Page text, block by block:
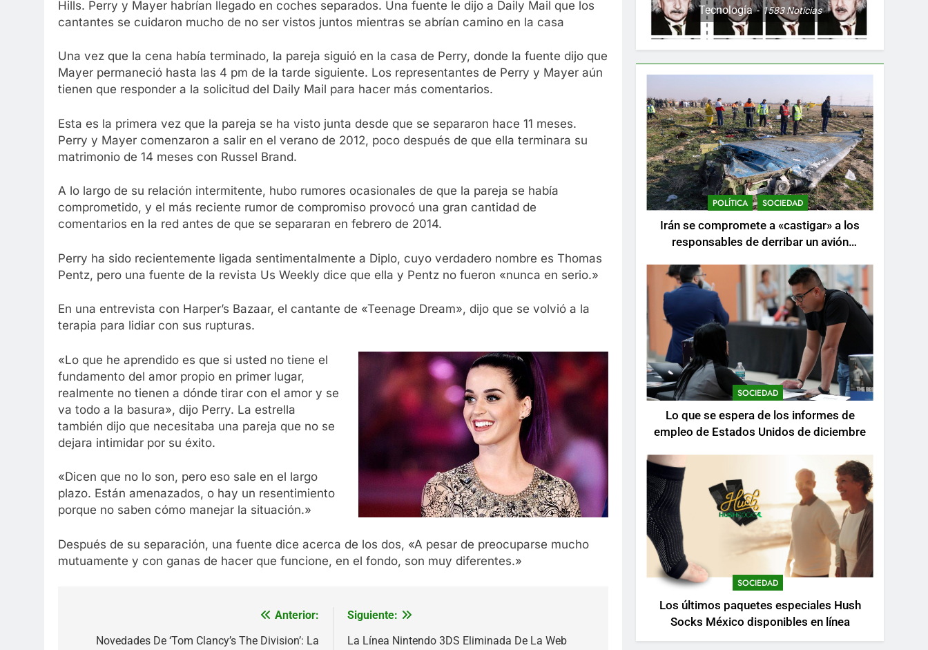
Hills. Perry y Mayer habrían llegado en coches separados. Una fuente le dijo a Daily Mail que los
cantantes se cuidaron mucho de no ser vistos juntos mientras se abrían camino en la casa
Una vez que la cena había terminado, la pareja siguió en la casa de Perry, donde la fuente dijo que
Mayer permaneció hasta las 4 pm de la tarde siguiente. Los representantes de Perry y Mayer aún
tienen que responder a la solicitud del Daily Mail para hacer más comentarios.
Esta es la primera vez que la pareja se ha visto junta desde que se separaron hace 11 meses.
Perry y Mayer comenzaron a salir en el verano de 2012, poco después de que ella terminara su
matrimonio de 14 meses con Russel Brand.
A lo largo de su relación intermitente, hubo rumores ocasionales de que la pareja se había
comprometido, y el más reciente rumor de compromiso provocó una gran cantidad de
comentarios en la red antes de que se separaran en febrero de 2014.
Perry ha sido recientemente ligada sentimentalmente a Diplo, cuyo verdadero nombre es Thomas
Pentz, pero una fuente de la revista Us Weekly dice que ella y Pentz no fueron «nunca en serio.»
En una entrevista con Harper’s Bazaar, el cantante de «Teenage Dream», dijo que se volvió a la
terapia para lidiar con sus rupturas.
«Lo que he aprendido es que si usted no tiene el
fundamento del amor propio en primer lugar,
realmente no tienen a dónde tirar con el amor y se
va todo a la basura», dijo Perry. La estrella
también dijo que necesitaba una pareja que no se
dejara intimidar por su éxito.
«Dicen que no lo son, pero eso sale en el largo
plazo. Están amenazados, o hay un resentimiento
porque no saben cómo manejar la situación.»
Después de su separación, una fuente dice acerca de los dos, «A pesar de preocuparse mucho
mutuamente y con ganas de hacer que funcione, en el fondo, son muy diferentes.»
Anterior:
Novedades De ‘Tom Clancy’s The Division’: La
Siguiente:
La Línea Nintendo 3DS Eliminada De La Web
Tecnología 1583Noticias
POLÍTICA SOCIEDAD
Irán se compromete a «castigar» a los
responsables de derribar un avión
SOCIEDAD
Lo que se espera de los informes de
empleo de Estados Unidos de diciembre
SOCIEDAD
Los últimos paquetes especiales Hush
Socks México disponibles en línea